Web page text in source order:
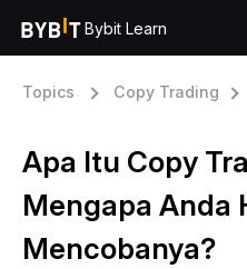
Bybit Learn
Topics Copy Trading
Apa Itu Copy
Mengapa Anda
Mencobanya?